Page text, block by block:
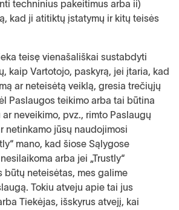
techninius pakeitimus arba ii)
kad ji atitiktų įstatymų ir kitų teisės
teisę vienašališkai sustabdyti
kaip Vartotojo, paskyrą, jei įtaria, kad
ar neteisėtą veiklą, gresia trečiųjų
Paslaugos teikimo arba tai būtina
neveikimo, pvz., rimto Paslaugų
netinkamo jūsų naudojimosi
mano, kad šiose Sąlygose
arba jei „Trustly“
būtų neteisėtas, mes galime
Tokiu atveju apie tai jus
Tiekėjas, išskyrus atvejį, kai